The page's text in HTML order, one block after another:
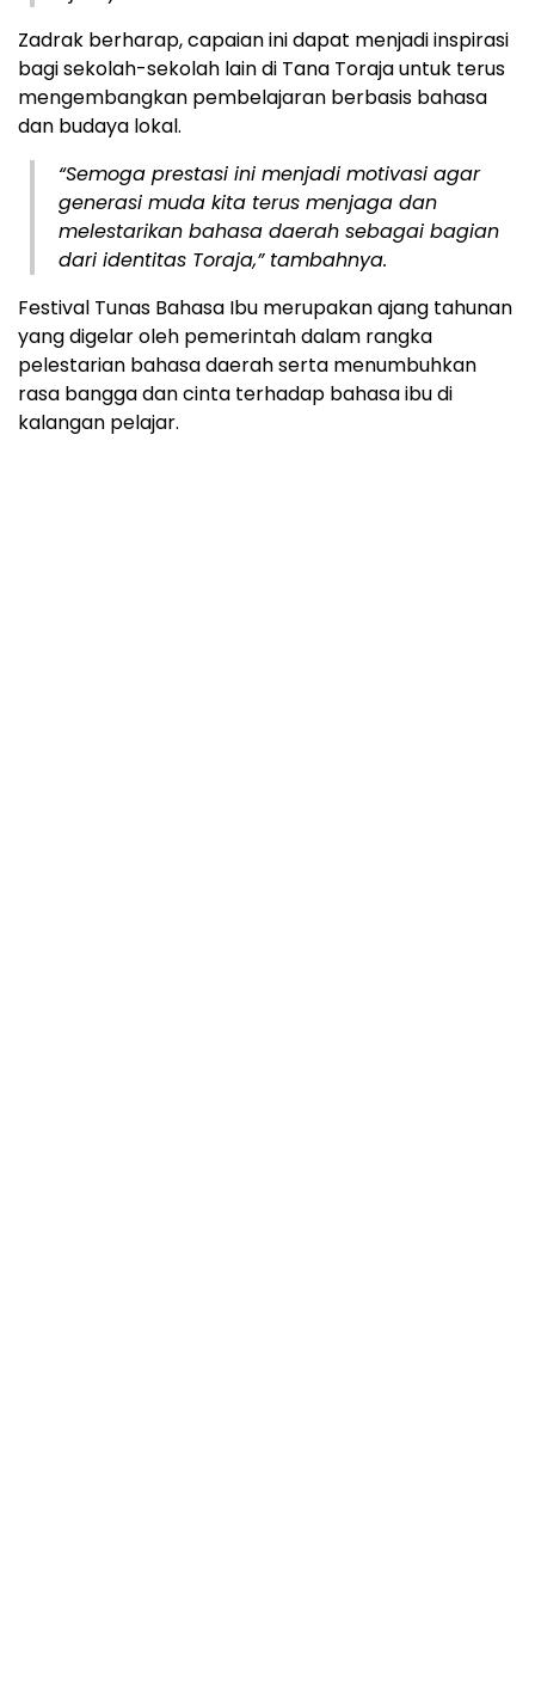
Zadrak berharap, capaian ini dapat menjadi inspirasi
bagi sekolah-sekolah lain di Tana Toraja untuk terus
mengembangkan pembelajaran berbasis bahasa
dan budaya lokal.
“Semoga prestasi ini menjadi motivasi agar
generasi muda kita terus menjaga dan
melestarikan bahasa daerah sebagai bagian
dari identitas Toraja,” tambahnya.
Festival Tunas Bahasa Ibu merupakan ajang tahunan
yang digelar oleh pemerintah dalam rangka
pelestarian bahasa daerah serta menumbuhkan
rasa bangga dan cinta terhadap bahasa ibu di
kalangan pelajar.